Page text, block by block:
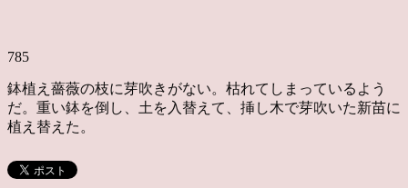
785
鉢植え薔薇の枝に芽吹きがない。枯れてしまっているよう
だ。重い鉢を倒し、土を入替えて、挿し木で芽吹いた新苗に
植え替えた。